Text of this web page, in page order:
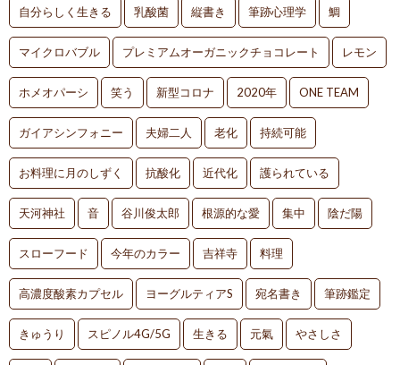
自分らしく生きる 乳酸菌 縦書き 筆跡心理学 鯛
マイクロバブル プレミアムオーガニックチョコレート レモン
ホメオパーシ 笑う 新型コロナ 2020年 ONE TEAM
ガイアシンフォニー 夫婦二人 老化 持続可能
お料理に月のしずく 抗酸化 近代化 護られている
天河神社 音 谷川俊太郎 根源的な愛 集中 陰だ陽
スローフード 今年のカラー 吉祥寺 料理
高濃度酸素カプセル ヨーグルティアS 宛名書き 筆跡鑑定
きゅうり スピノル4G/5G 生きる 元氣 やさしさ